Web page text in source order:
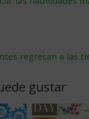
regresan a las
gustar